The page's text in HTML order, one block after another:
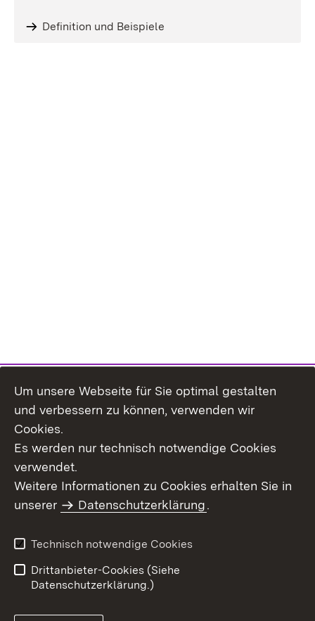
Definition und Beispiele
Themenübersicht
Barrierefreiheit
Um unsere Webseite für Sie optimal gestalten
und verbessern zu können, verwenden wir
Cookies.
Es werden nur technisch notwendige Cookies
verwendet.
Weitere Informationen zu Cookies erhalten Sie in
unserer
Datenschutzerklärung.
Technisch notwendige Cookies
Drittanbieter-Cookies (Siehe
Datenschutzerklärung.)